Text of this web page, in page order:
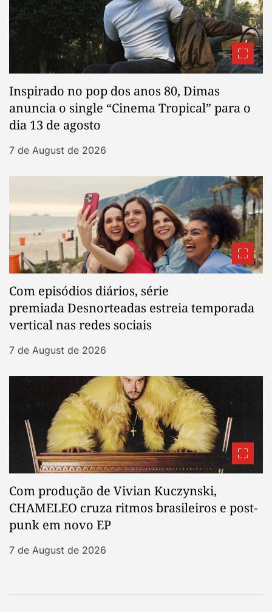
Inspirado no pop dos anos 80, Dimas
anuncia o single “Cinema Tropical” para o
dia 13 de agosto
7 de August de 2026
Com episódios diários, série
premiada Desnorteadas estreia temporada
vertical nas redes sociais
7 de August de 2026
Com produção de Vivian Kuczynski,
CHAMELEO cruza ritmos brasileiros e post-
punk em novo EP
7 de August de 2026